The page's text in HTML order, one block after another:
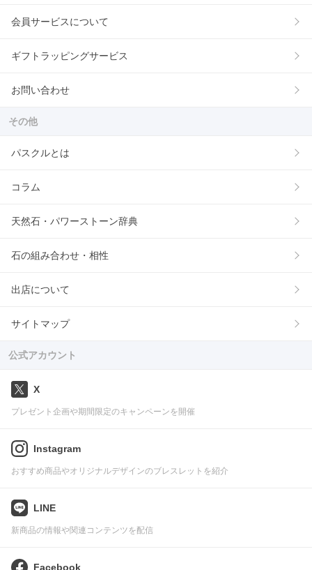
会員サービスについて
ギフトラッピングサービス
お問い合わせ
その他
パスクルとは
コラム
天然石・パワーストーン辞典
石の組み合わせ・相性
出店について
サイトマップ
公式アカウント
X
プレゼント企画や期間限定のキャンペーンを開催
Instagram
おすすめ商品やオリジナルデザインのブレスレットを紹介
LINE
新商品の情報や関連コンテンツを配信
Facebook